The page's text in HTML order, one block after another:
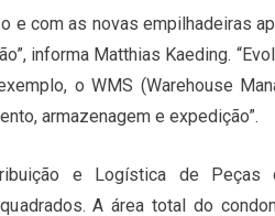
e com as novas empilhadeiras
informa Matthias Kaeding.
o WMS (Warehouse
armazenagem e expedição”.
e Logística de Peças
A área total do